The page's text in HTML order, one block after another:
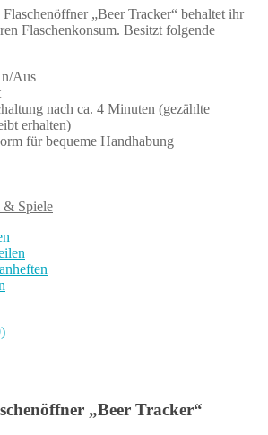
„Beer Tracker“ behaltet ihr
Flaschenkonsum. Besitzt folgende
Aus
nach ca. 4 Minuten (gezählte
erhalten)
für bequeme Handhabung
& Spiele
„Beer Tracker“